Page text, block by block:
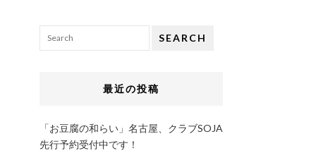
SEARCH
最近の投稿
「お豆腐の和らい」名古屋、クラブSOJA
先行予約受付中です！